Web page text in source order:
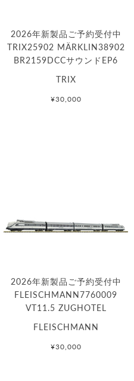
2026年新製品ご予約受付中
TRIX25902 MÄRKLIN38902
BR2159DCCサウンドEP6
TRIX
¥30,000
2026年新製品ご予約受付中
FLEISCHMANN7760009
VT11.5 ZUGHOTEL
FLEISCHMANN
¥30,000